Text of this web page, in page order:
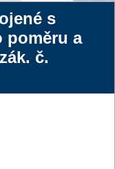
s
poměru a
č.